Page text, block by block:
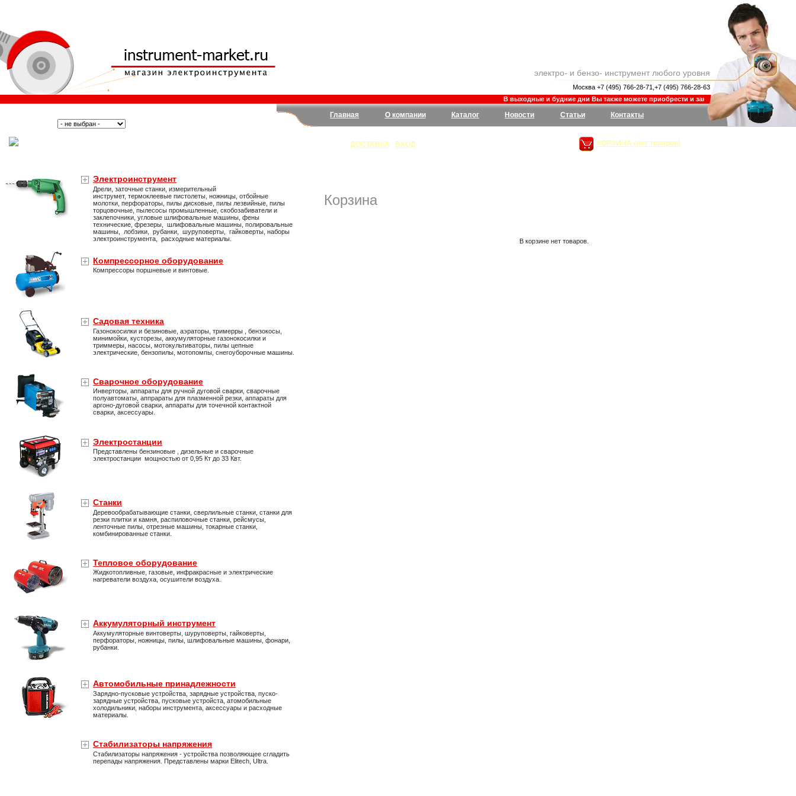
электро- и бензо- инструмент любого уровня
Москва +7 (495) 766-28-71,+7 (495) 766-28-63
В выходные и будние дни Вы также можете приобрести и заказать товар в магазине
Главная О компании Каталог Новости Статьи Контакты
ДОСТАВКА ВХОД КОРЗИНА (нет товаров)
Электроинструмент
Дрели, заточные станки, измерительный
инструмет, термоклеевые пистолеты, ножницы, отбойные
молотки, перфораторы, пилы дисковые, пилы лезвийные, пилы
торцовочные, пылесосы промышленные, скобозабиватели и
заклепочники, угловые шлифовальные машины, фены
технические, фрезеры, шлифовальные машины, полировальные
машины, лобзики, рубанки, шуруповерты, гайковерты, наборы
электроинструмента, расходные материалы.
Компрессорное оборудование
Компрессоры поршневые и винтовые.
Садовая техника
Газонокосилки и безиновые, аэраторы, тримерры , бензокосы,
минимойки, кусторезы, аккумуляторные газонокосилки и
триммеры, насосы, мотокультиваторы, пилы цепные
электрические, бензопилы, мотопомпы, снегоуборочные машины.
Сварочное оборудование
Инверторы, аппараты для ручной дуговой сварки, сварочные
полуавтоматы, аппрараты для плазменной резки, аппараты для
аргоно-дуговой сварки, аппараты для точечной контактной
сварки, аксессуары.
Электростанции
Представлены бензиновые , дизельные и сварочные
электростанции мощностью от 0,95 Кт до 33 Квт.
Станки
Деревообрабатывающие станки, сверлильные станки, станки для
резки плитки и камня, распиловочные станки, рейсмусы,
ленточные пилы, отрезные машины, токарные станки,
комбинированные станки.
Тепловое оборудование
Жидкотопливные, газовые, инфракрасные и электрические
нагреватели воздуха, осушители воздуха.
Аккумуляторный инструмент
Аккумуляторные винтоверты, шуруповерты, гайковерты,
перфораторы, ножницы, пилы, шлифовальные машины, фонари,
рубанки.
Автомобильные принадлежности
Зарядно-пусковые устройства, зарядные устройства, пуско-
зарядные устройства, пусковые устройста, атомобильные
холодильники, наборы инструмента, аксессуары и расходные
материалы.
Стабилизаторы напряжения
Стабилизаторы напряжения - устройства позволяющее сгладить
перепады напряжения. Представлены марки Elitech, Ultra.
Корзина
В корзине нет товаров.